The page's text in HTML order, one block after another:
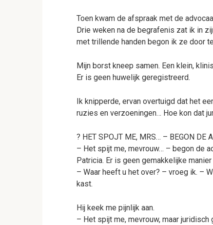
Toen kwam de afspraak met de
Drie weken na de begrafenis zat ik in
met trillende handen begon ik ze door
Mijn borst kneep samen. Een klein,
Er is geen huwelijk geregistreerd.
Ik knipperde, ervan overtuigd dat het
ruzies en verzoeningen… Hoe kon dat
? HET SPOJT ME, MRS… – BEGON DE
– Het spijt me, mevrouw… – begon de
Patricia. Er is geen gemakkelijke
– Waar heeft u het over? – vroeg ik. –
kast.
Hij keek me pijnlijk aan.
– Het spijt me, mevrouw, maar